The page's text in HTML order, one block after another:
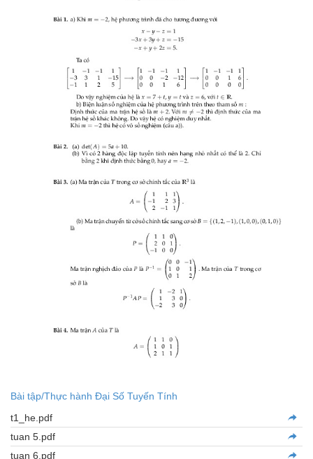
Bài tập/Thực hành Đại Số Tuyến Tính
t1_he.pdf
tuan 5.pdf
tuan 6.pdf